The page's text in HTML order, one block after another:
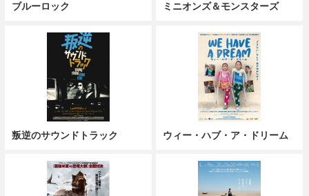
ブルーロック ミニオンズ＆モンスターズ
叛逆のサウンドトラック ウィー・ハブ・ア・ドリーム